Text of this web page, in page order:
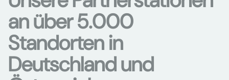
an über 5.000
Standorten in
Deutschland und